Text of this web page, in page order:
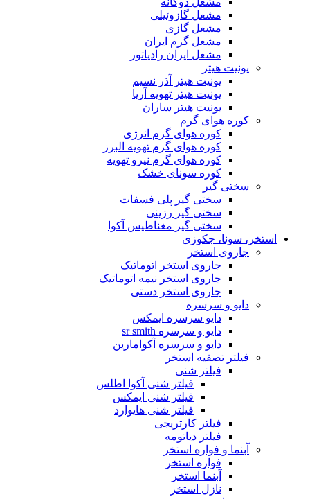
مشعل گازوئیلی
مشعل گازی
مشعل گرم ایران
مشعل ایران رادیاتور
یونیت هیتر
یونیت هیتر آذر نسیم
یونیت هیتر تهویه آریا
یونیت هیتر ساران
کوره هوای گرم
کوره هوای گرم انرژی
کوره هوای گرم تهویه البرز
کوره هوای گرم نیرو تهویه
کوره سونای خشک
سختی گیر
سختی گیر پلی فسفات
سختی گیر رزینی
سختی گیر مغناطیس آکوا
استخر، سونا، جکوزی
جاروی استخر
جاروی استخر اتوماتیک
جاروی استخر نیمه اتوماتیک
جاروی استخر دستی
دایو و سرسره
دایو سرسره ایمکس
دایو و سرسره sr smith
دایو و سرسره آکوامارین
فیلتر تصفیه استخر
فیلتر شنی
فیلتر شنی آکوا اطلس
فیلتر شنی ایمکس
فیلتر شنی هایوارد
فیلتر کارتریجی
فیلتر دیاتومه
آبنما و فواره استخر
فواره استخر
آبنما استخر
نازل استخر